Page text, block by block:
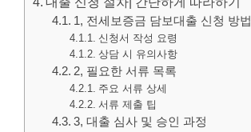
1, 전세보증금 담보대출 신청 방법
신청서 작성 요령
상담 시 유의사항
2, 필요한 서류 목록
주요 서류 상세
서류 제출 팁
3, 대출 심사 및 승인 과정